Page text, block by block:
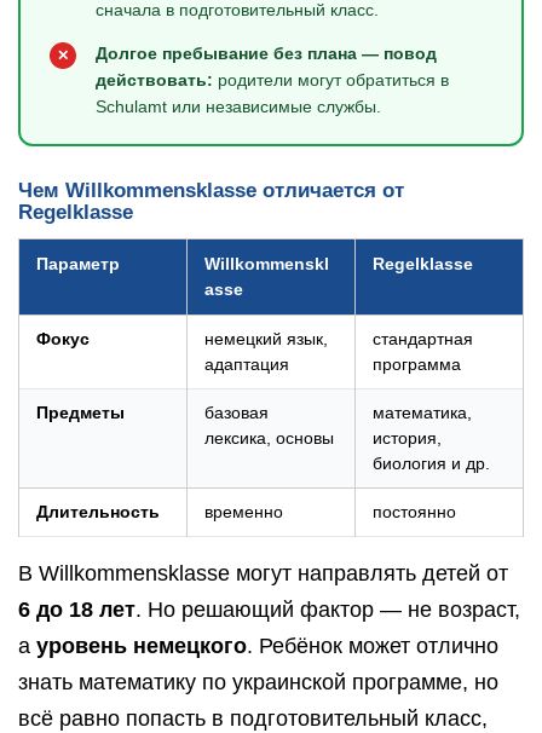
сначала в подготовительный класс.
✕
Долгое пребывание без плана — повод
действовать: родители могут обратиться в
Schulamt или независимые службы.
Чем Willkommensklasse отличается от
Regelklasse
Параметр
Willkommenskl
asse
Regelklasse
Фокус
немецкий язык,
адаптация
стандартная
программа
Предметы
базовая
лексика, основы
математика,
история,
биология и др.
Длительность временно постоянно
В Willkommensklasse могут направлять детей от
6 до 18 лет. Но решающий фактор — не возраст,
а уровень немецкого. Ребёнок может отлично
знать математику по украинской программе, но
всё равно попасть в подготовительный класс,